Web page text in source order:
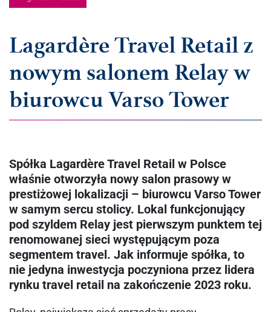
Lagardère Travel Retail z
nowym salonem Relay w
biurowcu Varso Tower
Spółka Lagardère Travel Retail w Polsce
właśnie otworzyła nowy salon prasowy w
prestiżowej lokalizacji – biurowcu Varso Tower
w samym sercu stolicy. Lokal funkcjonujący
pod szyldem Relay jest pierwszym punktem tej
renomowanej sieci występującym poza
segmentem travel. Jak informuje spółka, to
nie jedyna inwestycja poczyniona przez lidera
rynku travel retail na zakończenie 2023 roku.